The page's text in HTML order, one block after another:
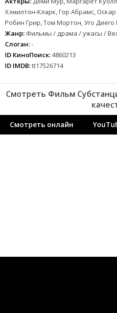
Хэмилтон-Кларк, Гор Абрамс,
Робин Грир, Том Мортон, Уго Диего
Жанр: Фильмы / драма / ужасы /
Слоган:-
ID КиноПоиск:4860213
ID IMDB:tt17526714
Смотреть Фильм
Смотреть онлайн